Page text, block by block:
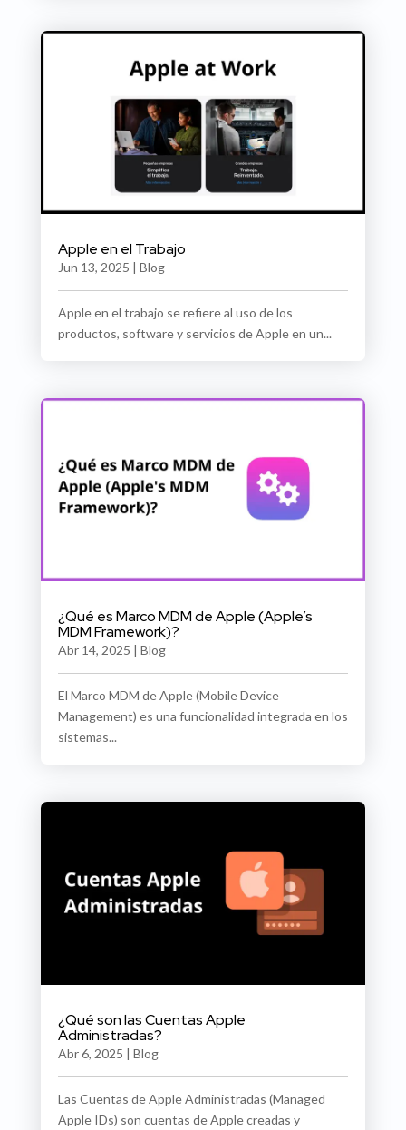
Apple en el Trabajo
Jun 13, 2025 | Blog
Apple en el trabajo se refiere al uso de los
productos, software y servicios de Apple en un...
¿Qué es Marco MDM de Apple (Apple’s
MDM Framework)?
Abr 14, 2025 | Blog
El Marco MDM de Apple (Mobile Device
Management) es una funcionalidad integrada en los
sistemas...
¿Qué son las Cuentas Apple
Administradas?
Abr 6, 2025 | Blog
Las Cuentas de Apple Administradas (Managed
Apple IDs) son cuentas de Apple creadas y